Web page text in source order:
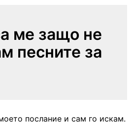
ме защо не
песните за
послание и сам го искам.